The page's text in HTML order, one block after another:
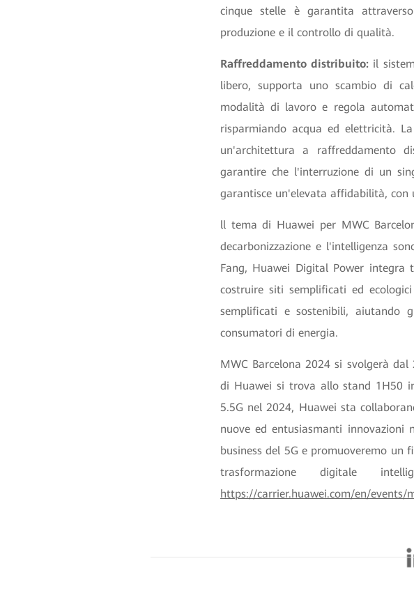
cinque stelle è garantita
produzione e il controllo di qualità.
Raffreddamento distribuito: il
libero, supporta uno scambio di
modalità di lavoro e regola
risparmiando acqua ed elettricità.
un'architettura a raffreddamento
garantire che l'interruzione di un
garantisce un'elevata affidabilità, con
ll tema di Huawei per MWC
decarbonizzazione e l'intelligenza
Fang, Huawei Digital Power integra
costruire siti semplificati ed
semplificati e sostenibili, aiutando
consumatori di energia.
MWC Barcelona 2024 si svolgerà
di Huawei si trova allo stand 1H50
5.5G nel 2024, Huawei sta
nuove ed entusiasmanti innovazioni
business del 5G e promuoveremo un
trasformazione digitale
https://carrier.huawei.com/en/events/